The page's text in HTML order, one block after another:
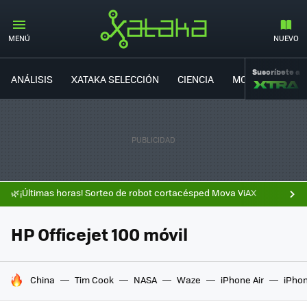
MENÚ NUEVO
ANÁLISIS XATAKA SELECCIÓN CIENCIA MOVILIDAD
Suscríbete a
🌿¡Últimas horas! Sorteo de robot cortacésped Mova ViAX
HP Officejet 100 móvil
HOY SE HABLA DE
China Tim Cook NASA Waze iPhone Air